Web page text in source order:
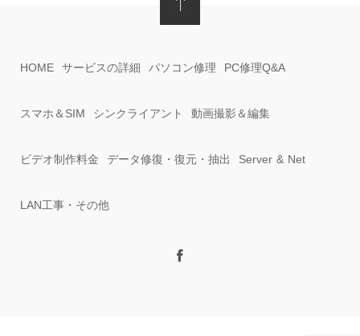
HOME サービスの詳細 パソコン修理 PC修理Q&A
スマホ＆SIM シンクライアント 動画撮影＆編集
ビデオ制作料金 データ修復・復元・抽出 Server & Net
LAN工事・その他